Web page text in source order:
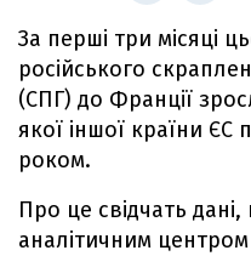
За перші три місяці
російського
(СПГ) до Франції
якої іншої країни
роком.
Про це свідчать дані,
аналітичним